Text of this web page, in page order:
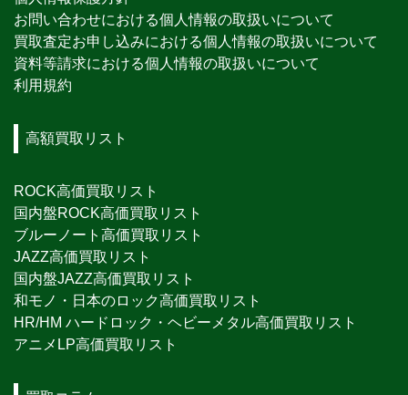
お問い合わせにおける個人情報の取扱いについて
買取査定お申し込みにおける個人情報の取扱いについて
資料等請求における個人情報の取扱いについて
利用規約
高額買取リスト
ROCK高価買取リスト
国内盤ROCK高価買取リスト
ブルーノート高価買取リスト
JAZZ高価買取リスト
国内盤JAZZ高価買取リスト
和モノ・日本のロック高価買取リスト
HR/HM ハードロック・ヘビーメタル高価買取リスト
アニメLP高価買取リスト